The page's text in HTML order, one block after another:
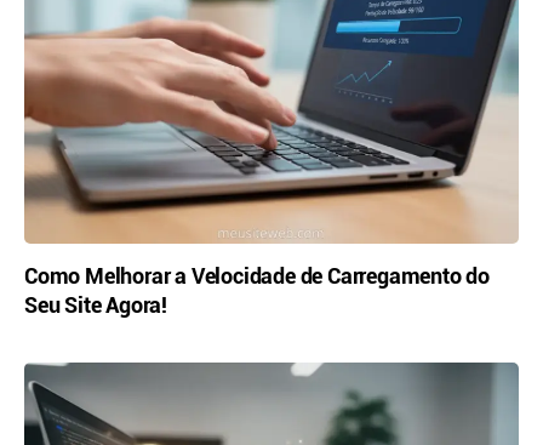
Como Melhorar a Velocidade de Carregamento do
Seu Site Agora!